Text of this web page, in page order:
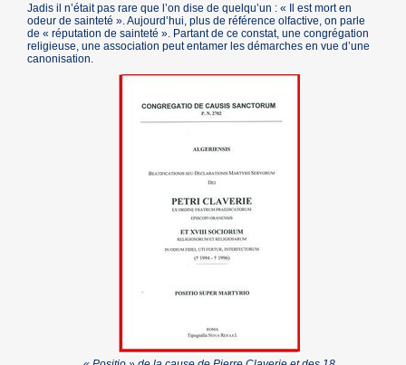
Jadis il n’était pas rare que l’on dise de quelqu’un : « Il est mort en
odeur de sainteté ». Aujourd’hui, plus de référence olfactive, on parle
de « réputation de sainteté ». Partant de ce constat, une congrégation
religieuse, une association peut entamer les démarches en vue d’une
canonisation.